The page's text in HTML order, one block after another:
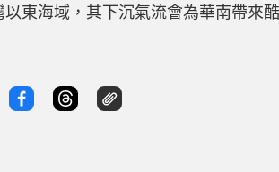
東海域，其下沉氣流會為華南帶來
周四(9日)同樣有雨，明天有幾陣狂
達7級。周六(4日)及周日(5)日同樣